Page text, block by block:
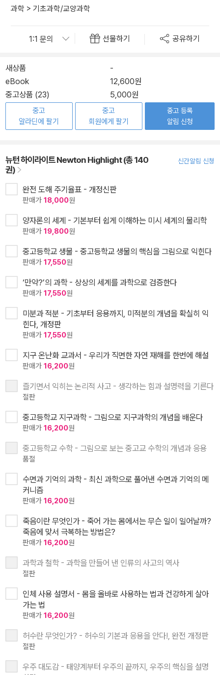
과학 > 기초과학/교양과학
선물하기 공유하기
새상품
-
eBook
12,600원
중고상품 (23)
5,000원
중고
알라딘에 팔기
중고
회원에게 팔기
중고 등록
알림 신청
뉴턴 하이라이트 Newton Highlight (총 140
권)
신간알림 신청
완전 도해 주기율표 - 개정신판
판매가 18,000원
양자론의 세계 - 기본부터 쉽게 이해하는 미시 세계의 물리학
판매가 19,800원
중고등학교 생물 - 중고등학교 생물의 핵심을 그림으로 익힌다
판매가 17,550원
‘만약?’의 과학 - 상상의 세계를 과학으로 검증한다
판매가 17,550원
미분과 적분 - 기초부터 응용까지, 미적분의 개념을 확실히 익
힌다, 개정판
판매가 17,550원
지구 온난화 교과서 - 우리가 직면한 자연 재해를 한번에 해설
판매가 16,200원
즐기면서 익히는 논리적 사고 - 생각하는 힘과 설명력을 기른다
절판
중고등학교 지구과학 - 그림으로 지구과학의 개념을 배운다
판매가 16,200원
중고등학교 수학 - 그림으로 보는 중고교 수학의 개념과 응용
품절
수면과 기억의 과학 - 최신 과학으로 풀어낸 수면과 기억의 메
커니즘
판매가 16,200원
죽음이란 무엇인가 - 죽어 가는 몸에서는 무슨 일이 일어날까?
죽음에 맞서 극복하는 방법은?
판매가 16,200원
과학과 철학 - 과학을 만들어 낸 인류의 사고의 역사
절판
인체 사용 설명서 - 몸을 올바로 사용하는 법과 건강하게 살아
가는 법
판매가 16,200원
허수란 무엇인가? - 허수의 기본과 응용을 안다!, 완전 개정판
절판
우주 대도감 - 태양계부터 우주의 끝까지, 우주의 핵심을 설명